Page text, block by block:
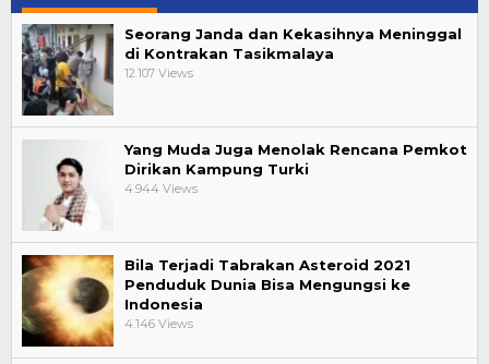
Seorang Janda dan Kekasihnya Meninggal
di Kontrakan Tasikmalaya
12.107 Views
Yang Muda Juga Menolak Rencana Pemkot
Dirikan Kampung Turki
4.944 Views
Bila Terjadi Tabrakan Asteroid 2021
Penduduk Dunia Bisa Mengungsi ke
Indonesia
4.146 Views